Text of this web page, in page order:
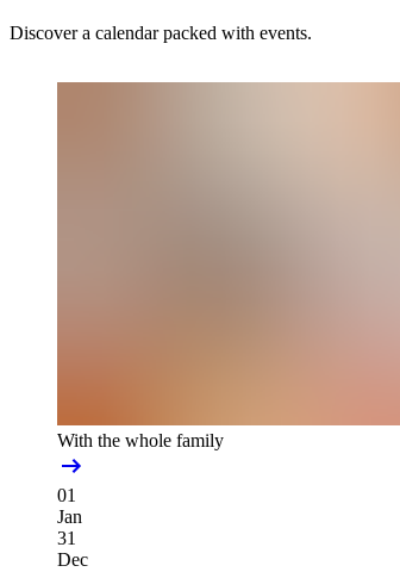
Discover a calendar packed with events.
With the whole family
01
Jan
31
Dec